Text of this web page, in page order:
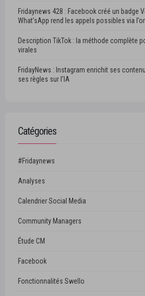
Fridaynews 428 : Facebook créé un badge
What’sApp rend les appels possibles via
Description TikTok : la méthode complète
virales
FridayNews : Instagram enrichit ses
ses règles sur l’IA
Catégories
#Fridaynews
Analyses
Calendrier Social Media
Community Managers
Étude CM
Facebook
Fonctionnalités Swello